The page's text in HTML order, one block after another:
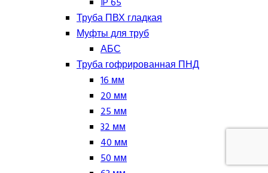
Труба ПВХ гладкая
Муфты для труб
АБС
Труба гофрированная ПНД
16 мм
20 мм
25 мм
32 мм
40 мм
50 мм